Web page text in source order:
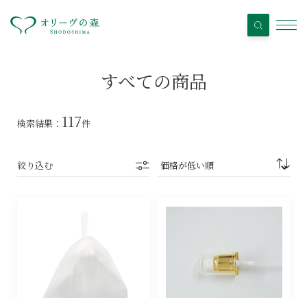
すべての商品
検索結果： 117件
絞り込む